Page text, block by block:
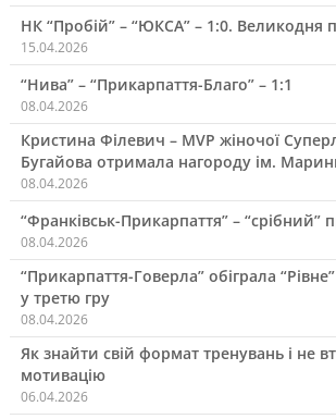
НК “Пробій” – “ЮКСА” – 1:0. Великодня
15.04.2026
“Нива” – “Прикарпаття-Благо” – 1:1
08.04.2026
Кристина Філевич – MVP жіночої
Бугайова отримала нагороду ім.
08.04.2026
“Франківськ-Прикарпаття” – “срібний”
08.04.2026
“Прикарпаття-Говерла” обіграла
у третю гру
08.04.2026
Як знайти свій формат тренувань і не
мотивацію
06.04.2026